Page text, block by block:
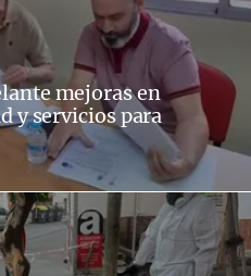
mejoras en
y servicios para